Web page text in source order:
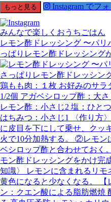
もっと見る Instagram でフ
みんなで楽しくおうちごはん
レモン酢ドレッシング 〜パ
っぱりレモン酢ドレッシング